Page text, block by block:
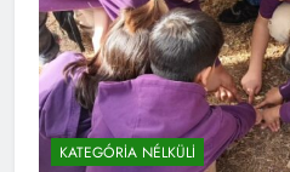
KATEGÓRIA NÉLKÜLI